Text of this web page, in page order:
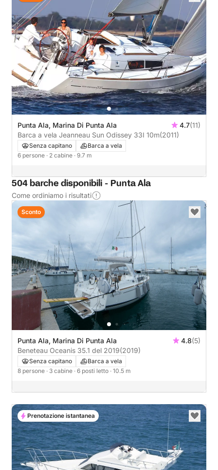
Punta Ala, Marina Di Punta Ala 4.7(11)
Barca a vela Jeanneau Sun Odissey 33I 10m(2011)
Senza capitano
Barca a vela
6 persone · 2 cabine · 9.7 m
504 barche disponibili - Punta Ala
Come ordiniamo i risultati
Punta Ala, Marina Di Punta Ala 4.8(5)
Beneteau Oceanis 35.1 del 2019(2019)
Senza capitano
Barca a vela
8 persone · 3 cabine · 6 posti letto · 10.5 m
Sconto
Prenotazione istantanea